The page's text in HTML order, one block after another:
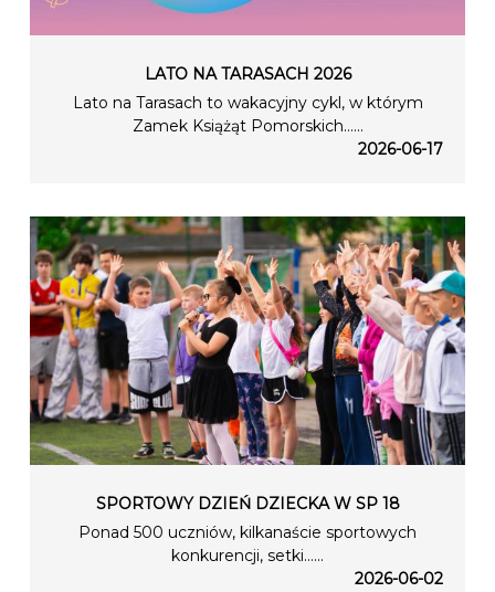
LATO NA TARASACH 2026
Lato na Tarasach to wakacyjny cykl, w którym
Zamek Książąt Pomorskich…...
2026-06-17
SPORTOWY DZIEŃ DZIECKA W SP 18
Ponad 500 uczniów, kilkanaście sportowych
konkurencji, setki…...
2026-06-02